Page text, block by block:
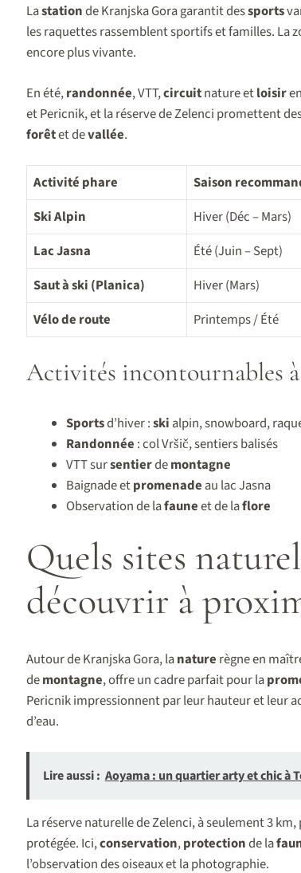
Lastationde Kranjska Gora garantit dessports
les raquettes rassemblent sportifs et familles. La
encore plus vivante.
En été,randonnée, VTT,circuitnature etloisir
et Pericnik, et la réserve de Zelenci promettent
forêtet devallée.
Activité phare Saison
Ski Alpin
Hiver (Déc – Mars)
Lac Jasna
Été (Juin – Sept)
Saut à ski (Planica)
Hiver (Mars)
Vélo de route
Printemps / Été
Activités incontournables
Sportsd’hiver :ski alpin, snowboard,
Randonnée : col Vršič, sentiers balisés
VTT sursentierdemontagne
Baignade etpromenade au lac Jasna
Observation de lafauneet de laflore
Quels sites
découvrir à
Autour de Kranjska Gora, lanature règne en
demontagne, offre un cadre parfait pour la
Pericnik impressionnent par leur hauteur et leur
d’eau.
Lire aussi : Aoyama : un quartier arty et chic à
La réserve naturelle de Zelenci, à seulement 3
protégée. Ici,conservation,protectionde la
l’observation des oiseaux et la photographie.